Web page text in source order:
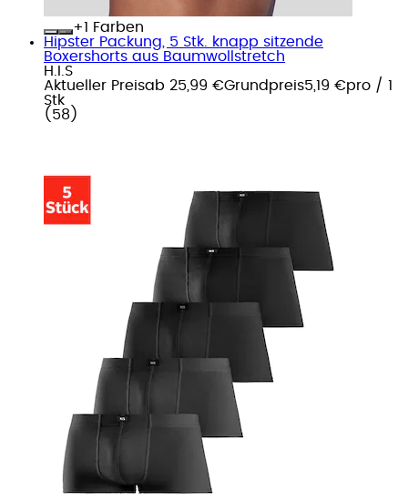
+
Farben
Hipster Packung, 5 Stk. knapp sitzende
Boxershorts aus Baumwollstretch
H.I.S
Aktueller Preisab 25,99 €Grundpreis5,19 €pro / 1
Stk
( 58 )